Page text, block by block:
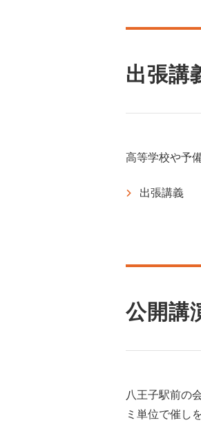
出張講
高等学校や予
出張講義
公開講
八王子駅前の
ミ単位で催し